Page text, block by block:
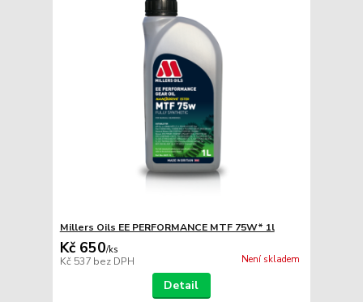
Millers Oils EE PERFORMANCE MTF 75W* 1l
Kč 650/ks
Kč 537 bez DPH Není skladem
Detail